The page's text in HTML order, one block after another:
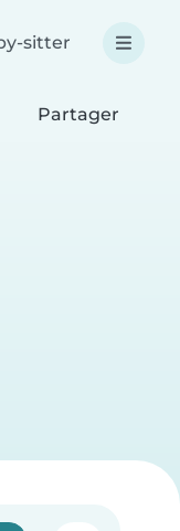
sitter
Partager